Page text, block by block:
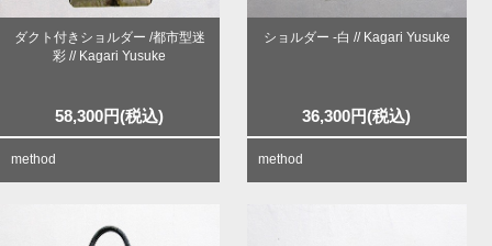
ダクト付きショルダー /都市型迷
彩 // Kagari Yusuke
58,300円(税込)
method
ショルダー -白 // Kagari Yusuke
36,300円(税込)
method